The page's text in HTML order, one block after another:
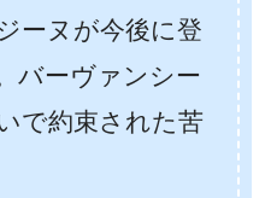
ーヌが今後に登
バーヴァンシー
で約束された苦